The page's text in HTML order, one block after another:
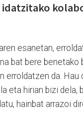
esanetan,
bat bere benetako
erroldatzen da. Hau
eta hirian bizi dela,
hainbat arrazoi